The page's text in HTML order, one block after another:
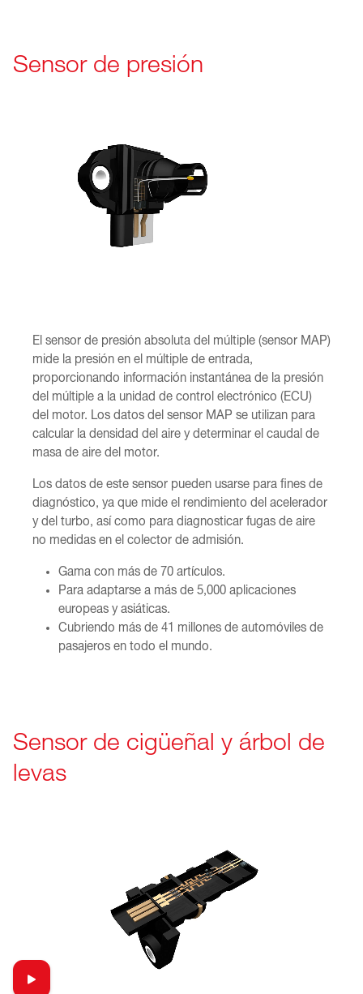
Sensor de presión
El sensor de presión absoluta del múltiple (sensor MAP)
mide la presión en el múltiple de entrada,
proporcionando información instantánea de la presión
del múltiple a la unidad de control electrónico (ECU)
del motor. Los datos del sensor MAP se utilizan para
calcular la densidad del aire y determinar el caudal de
masa de aire del motor.
Los datos de este sensor pueden usarse para fines de
diagnóstico, ya que mide el rendimiento del acelerador
y del turbo, así como para diagnosticar fugas de aire
no medidas en el colector de admisión.
Gama con más de 70 artículos.
Para adaptarse a más de 5,000 aplicaciones
europeas y asiáticas.
Cubriendo más de 41 millones de automóviles de
pasajeros en todo el mundo.
Sensor de cigüeñal y árbol de
levas